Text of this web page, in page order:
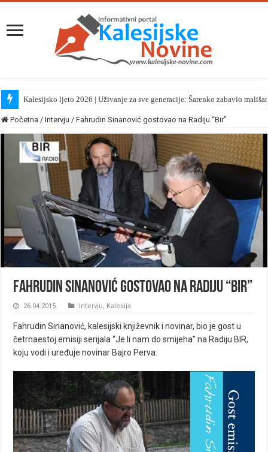
Kalesijsko ljeto 2026 | Uživanje za sve generacije: Šarenko zabavio
Početna / Intervju / Fahrudin Sinanović gostovao na Radiju “Bir”
Fahrudin Sinanović gostovao na Radiju “Bir”
26.04.2015. Intervju, Kalesija
Fahrudin Sinanović, kalesijski književnik i novinar, bio je gost u
četrnaestoj emisiji serijala “Je li nam do smijeha” na Radiju BIR,
koju vodi i uređuje novinar Bajro Perva.